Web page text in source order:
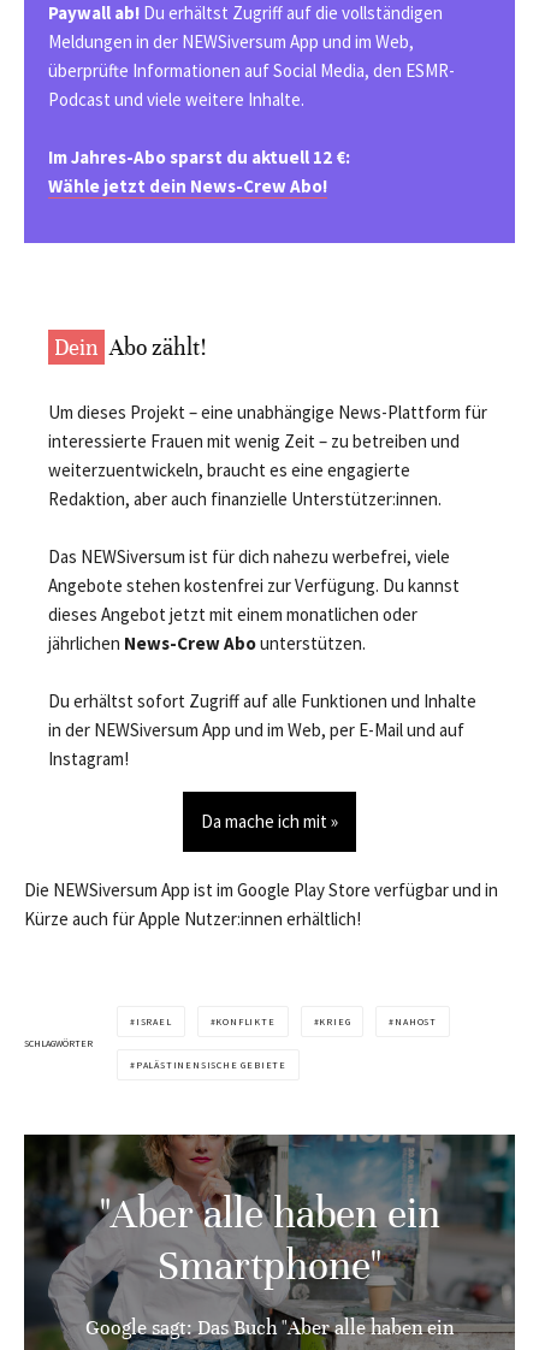
Paywall ab! Du erhältst Zugriff auf die vollständigen
Meldungen in der NEWSiversum App und im Web,
überprüfte Informationen auf Social Media, den ESMR-
Podcast und viele weitere Inhalte.
Im Jahres-Abo sparst du aktuell 12 €:
Wähle jetzt dein News-Crew Abo!
Dein Abo zählt!
Um dieses Projekt – eine unabhängige News-Plattform für
interessierte Frauen mit wenig Zeit – zu betreiben und
weiterzuentwickeln, braucht es eine engagierte
Redaktion, aber auch finanzielle Unterstützer:innen.
Das NEWSiversum ist für dich nahezu werbefrei, viele
Angebote stehen kostenfrei zur Verfügung. Du kannst
dieses Angebot jetzt mit einem monatlichen oder
jährlichen News-Crew Abounterstützen.
Du erhältst sofort Zugriff auf alle Funktionen und Inhalte
in der NEWSiversum App und im Web, per E-Mail und auf
Instagram!
Da mache ich mit »
Die NEWSiversum App ist im Google Play Store verfügbar und in
Kürze auch für Apple Nutzer:innen erhältlich!
SCHLAGWÖRTER
ISRAEL KONFLIKTE KRIEG NAHOST
PALÄSTINENSISCHE GEBIETE
"Aber alle haben ein
Smartphone"
Google sagt: Das Buch "Aber alle haben ein